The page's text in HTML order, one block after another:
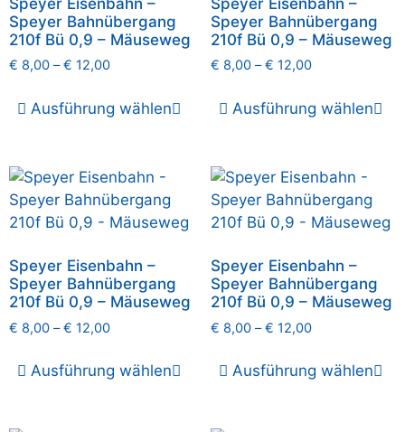
Speyer Bahnübergang
210f Bü 0,9 – Mäuseweg
€ 8,00 –€ 12,00
Ausführung wählen
Speyer Bahnübergang
210f Bü 0,9 – Mäuseweg
€ 8,00–€ 12,00
Ausführung wählen
Speyer Eisenbahn –
Speyer Bahnübergang
210f Bü 0,9 – Mäuseweg
€ 8,00 –€ 12,00
Ausführung wählen
Speyer Eisenbahn –
Speyer Bahnübergang
210f Bü 0,9 – Mäuseweg
€ 8,00–€ 12,00
Ausführung wählen